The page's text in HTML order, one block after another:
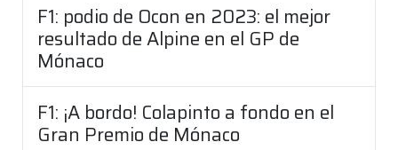
F1: podio de Ocon en 2023: el mejor
resultado de Alpine en el GP de
Mónaco
F1: ¡A bordo! Colapinto a fondo en el
Gran Premio de Mónaco